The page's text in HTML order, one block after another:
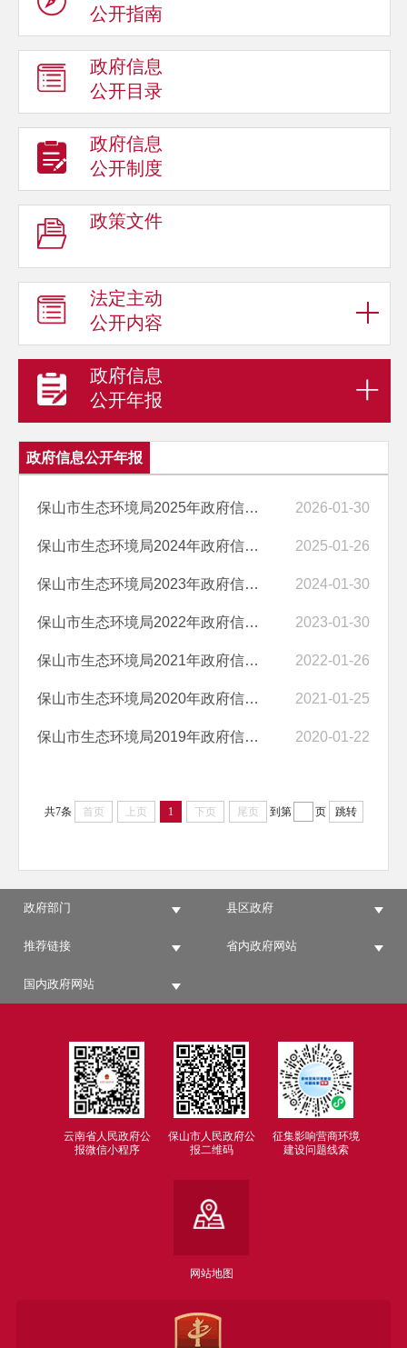
公开指南
政府信息
公开目录
政府信息
公开制度
政策文件
法定主动
公开内容
政府信息
公开年报
政府信息公开年报
保山市生态环境局2025年政府信息公开工作年度报告 2026-01-30
保山市生态环境局2024年政府信息公开工作年度报告 2025-01-26
保山市生态环境局2023年政府信息公开工作年度报告 2024-01-30
保山市生态环境局2022年政府信息公开年度报告 2023-01-30
保山市生态环境局2021年政府信息公开年度报告 2022-01-26
保山市生态环境局2020年政府信息公开年度报告 2021-01-25
保山市生态环境局2019年政府信息公开年度报告 2020-01-22
共7条 首页 上页 1 下页 尾页 到第 页 跳转
政府部门 县区政府
推荐链接 省内政府网站
国内政府网站
云南省人民政府公
报微信小程序
保山市人民政府公
报二维码
征集影响营商环境
建设问题线索
网站地图